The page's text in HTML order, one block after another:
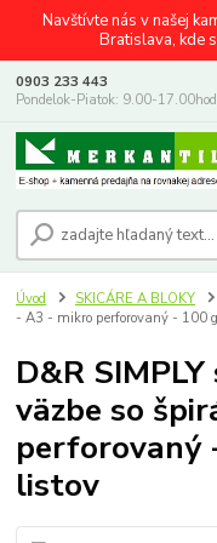
Navštívte nás v našej
Bratislava, kde
0903 233 443
Pondelok-Piatok: 9.00-
Úvod SKICÁRE A BLOKY
- A3 - mikro perforovaný - 100
D&R
väzbe so
perforovaný
listov